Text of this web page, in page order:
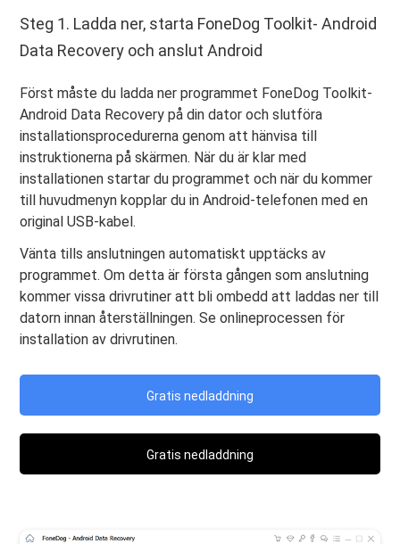
Steg 1. Ladda ner, starta FoneDog Toolkit- Android
Data Recovery och anslut Android
Först måste du ladda ner programmet FoneDog Toolkit-
Android Data Recovery på din dator och slutföra
installationsprocedurerna genom att hänvisa till
instruktionerna på skärmen. När du är klar med
installationen startar du programmet och när du kommer
till huvudmenyn kopplar du in Android-telefonen med en
original USB-kabel.
Vänta tills anslutningen automatiskt upptäcks av
programmet. Om detta är första gången som anslutning
kommer vissa drivrutiner att bli ombedd att laddas ner till
datorn innan återställningen. Se onlineprocessen för
installation av drivrutinen.
Gratis nedladdning
Gratis nedladdning